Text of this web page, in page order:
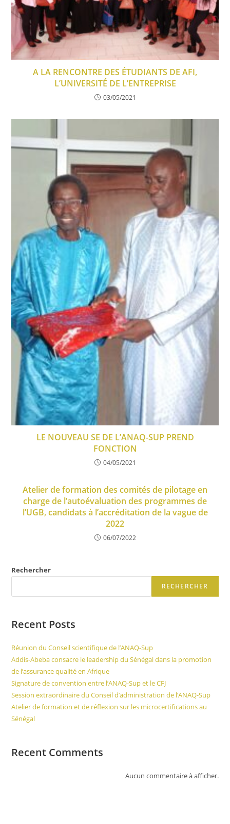
A LA RENCONTRE DES ÉTUDIANTS DE AFI,
L’UNIVERSITÉ DE L’ENTREPRISE
03/05/2021
LE NOUVEAU SE DE L’ANAQ-SUP PREND
FONCTION
04/05/2021
Atelier de formation des comités de pilotage en
charge de l’autoévaluation des programmes de
l’UGB, candidats à l’accréditation de la vague de
2022
06/07/2022
Rechercher
RECHERCHER
Recent Posts
Réunion du Conseil scientifique de l’ANAQ-Sup
Addis-Abeba consacre le leadership du Sénégal dans la promotion
de l’assurance qualité en Afrique
Signature de convention entre l’ANAQ-Sup et le CFJ
Session extraordinaire du Conseil d’administration de l’ANAQ-Sup
Atelier de formation et de réflexion sur les microcertifications au
Sénégal
Recent Comments
Aucun commentaire à afficher.